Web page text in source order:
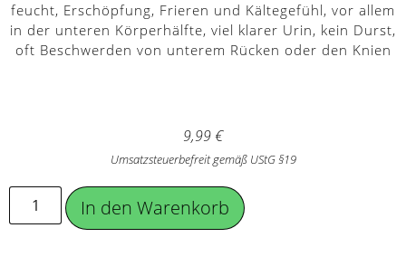
feucht, Erschöpfung, Frieren und Kältegefühl, vor allem
in der unteren Körperhälfte, viel klarer Urin, kein Durst,
oft Beschwerden von unterem Rücken oder den Knien
9,99€
Umsatzsteuerbefreit gemäß UStG §19
In den Warenkorb